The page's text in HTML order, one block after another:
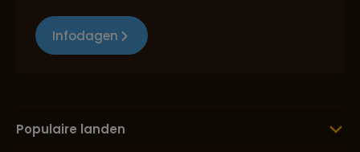
Infodagen
Populaire landen